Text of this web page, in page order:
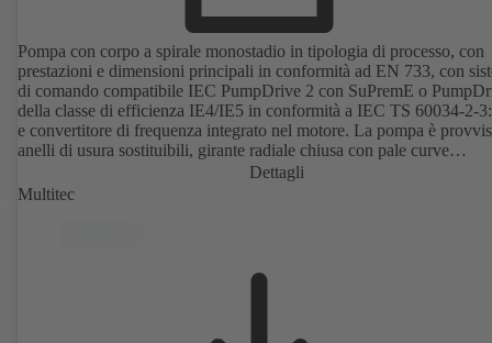
Pompa con corpo a spirale monostadio in tipologia di processo, con
prestazioni e dimensioni principali in conformità ad EN 733, con
di comando compatibile IEC PumpDrive 2 con SuPremE o
della classe di efficienza IE4/IE5 in conformità a IEC TS 60034-2-
e convertitore di frequenza integrato nel motore. La pompa è
anelli di usura sostituibili, girante radiale chiusa con pale curve
tridimensionali, tenuta meccanica singola e tenuta meccanica doppia
conformi ad EN 12756, albero nella zona della tenuta con bussola di
involucro a norma DIN V 42673 (07-2011). Disponibile in versione
Dettagli
Multitec